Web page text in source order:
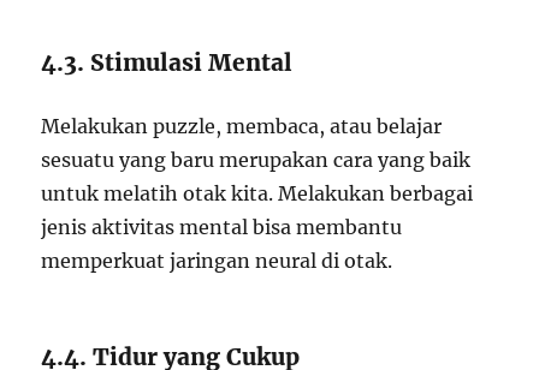
4.3. Stimulasi Mental
Melakukan puzzle, membaca, atau belajar
sesuatu yang baru merupakan cara yang baik
untuk melatih otak kita. Melakukan berbagai
jenis aktivitas mental bisa membantu
memperkuat jaringan neural di otak.
4.4. Tidur yang Cukup